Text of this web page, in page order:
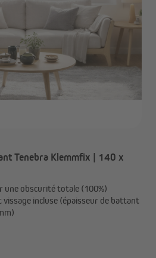
Tenebra Klemmfix | 140 x
une obscurité totale (100%)
incluse (épaisseur de battant